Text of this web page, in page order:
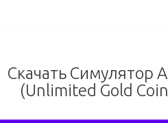
Скачать Симулятор
(Unlimited Gold